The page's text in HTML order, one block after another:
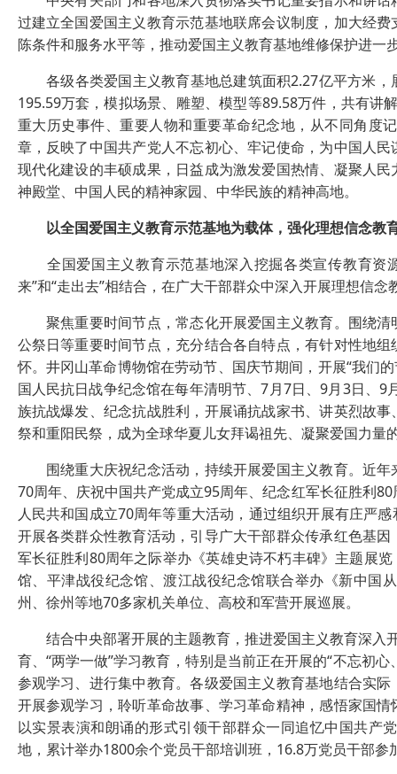
过建立全国爱国主义教育示范基地联席会议制度，加大经
陈条件和服务水平等，推动爱国主义教育基地维修保护进
各级各类爱国主义教育基地总建筑面积2.27亿平方米，
195.59万套，模拟场景、雕塑、模型等89.58万件，共有
重大历史事件、重要人物和重要革命纪念地，从不同角度
章，反映了中国共产党人不忘初心、牢记使命，为中国人
现代化建设的丰硕成果，日益成为激发爱国热情、凝聚人
神殿堂、中国人民的精神家园、中华民族的精神高地。
以全国爱国主义教育示范基地为载体，强化理想信念
全国爱国主义教育示范基地深入挖掘各类宣传教育资
来”和“走出去”相结合，在广大干部群众中深入开展理想信
聚焦重要时间节点，常态化开展爱国主义教育。围绕清
公祭日等重要时间节点，充分结合各自特点，有针对性地
怀。井冈山革命博物馆在劳动节、国庆节期间，开展“我们
国人民抗日战争纪念馆在每年清明节、7月7日、9月3日、
族抗战爆发、纪念抗战胜利，开展诵抗战家书、讲英烈故
祭和重阳民祭，成为全球华夏儿女拜谒祖先、凝聚爱国力量
围绕重大庆祝纪念活动，持续开展爱国主义教育。近年
70周年、庆祝中国共产党成立95周年、纪念红军长征胜利
人民共和国成立70周年等重大活动，通过组织开展有庄严
开展各类群众性教育活动，引导广大干部群众传承红色基
军长征胜利80周年之际举办《英雄史诗不朽丰碑》主题展
馆、平津战役纪念馆、渡江战役纪念馆联合举办《新中
州、徐州等地70多家机关单位、高校和军营开展巡展。
结合中央部署开展的主题教育，推进爱国主义教育深入
育、“两学一做”学习教育，特别是当前正在开展的“不忘初
参观学习、进行集中教育。各级爱国主义教育基地结合实
开展参观学习，聆听革命故事、学习革命精神，感悟家国
以实景表演和朗诵的形式引领干部群众一同追忆中国共产
地，累计举办1800余个党员干部培训班，16.8万党员干部参